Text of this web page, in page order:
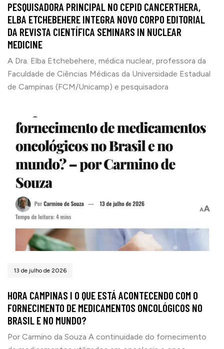
PESQUISADORA PRINCIPAL NO CEPID CANCERTHERA,
ELBA ETCHEBEHERE INTEGRA NOVO CORPO EDITORIAL
DA REVISTA CIENTÍFICA SEMINARS IN NUCLEAR
MEDICINE
A Dra. Elba Etchebehere, médica nuclear, professora da
Faculdade de Ciências Médicas da Universidade Estadual
de Campinas (FCM/Unicamp) e pesquisadora
13 de julho de 2026
HORA CAMPINAS I O QUE ESTÁ ACONTECENDO COM O
FORNECIMENTO DE MEDICAMENTOS ONCOLÓGICOS NO
BRASIL E NO MUNDO?
Por Carmino da Souza A continuidade do fornecimento